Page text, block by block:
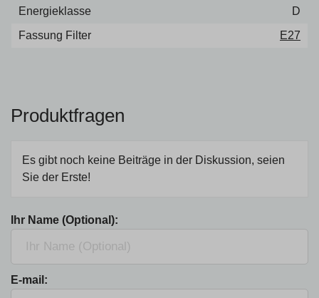
Energieklasse
D
Fassung Filter
E27
Produktfragen
Es gibt noch keine Beiträge in der Diskussion, seien
Sie der Erste!
Ihr Name (Optional):
E-mail: